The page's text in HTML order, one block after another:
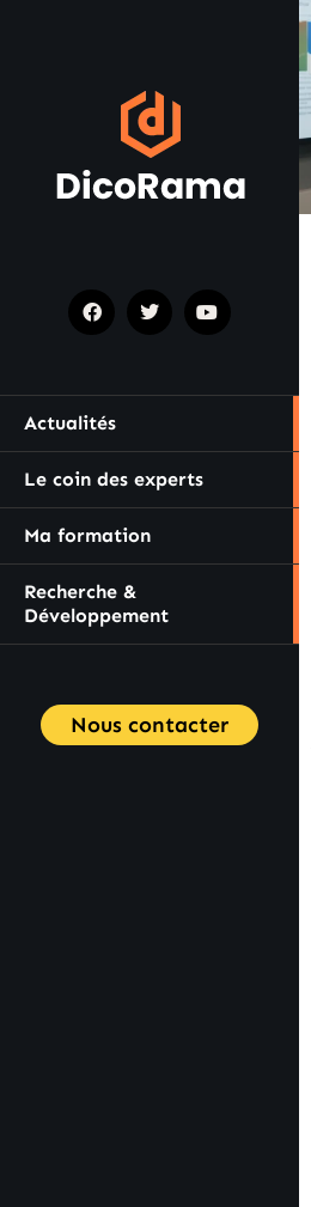
Actualités
Le coin des experts
Ma formation
Recherche &
Développement
Nous contacter